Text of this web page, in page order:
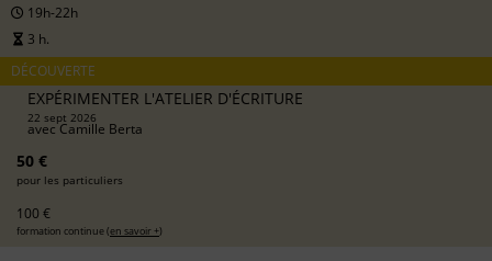
19h-22h
3 h.
DÉCOUVERTE
EXPÉRIMENTER L'ATELIER D'ÉCRITURE
22 sept 2026
avecCamille Berta
50 €
pour les particuliers
100 €
formation continue (en savoir +)